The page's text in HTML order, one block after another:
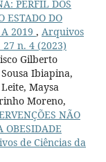
PERFIL DOS
ESTADO DO
2019 , Arquivos
27 n. 4 (2023)
Gilberto
Ibiapina,
Maysa
Moreno,
NÃO
OBESIDADE
de Ciências da